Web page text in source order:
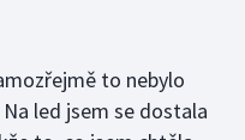
to nebylo
led jsem se dostala